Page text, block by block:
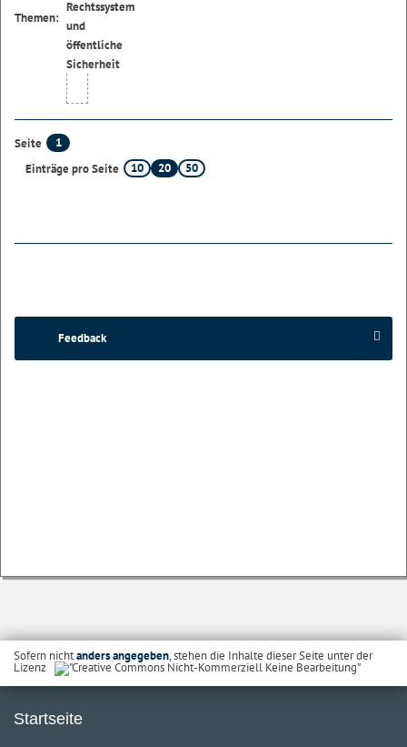
Themen:
Seite
1
Einträge pro Seite
10 20 50
Feedback
Sofern nichtanders angegeben, stehen die Inhalte dieser Seite unter der
Lizenz
Startseite